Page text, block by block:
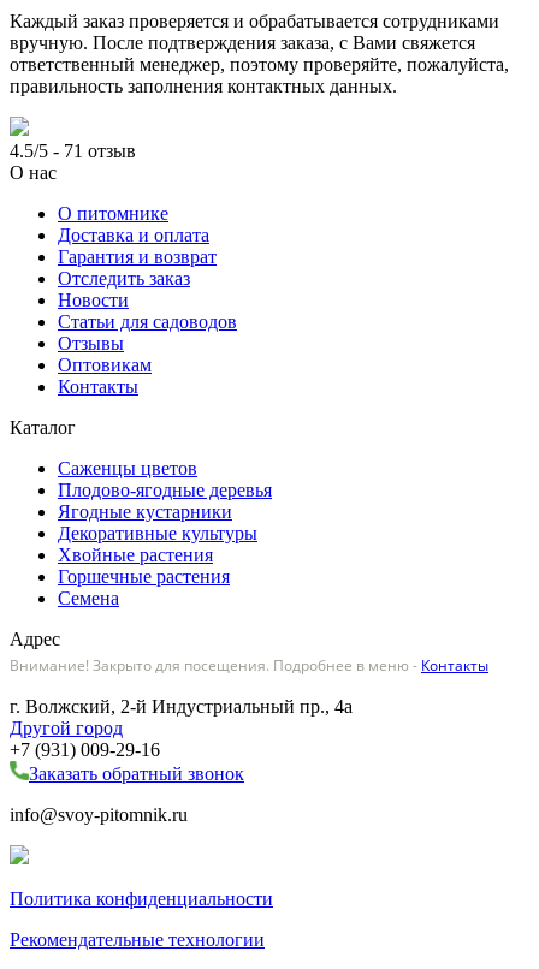
Каждый заказ проверяется и обрабатывается сотрудниками
вручную. После подтверждения заказа, с Вами свяжется
ответственный менеджер, поэтому проверяйте, пожалуйста,
правильность заполнения контактных данных.
4.5/5 - 71 отзыв
О нас
О питомнике
Доставка и оплата
Гарантия и возврат
Отследить заказ
Новости
Статьи для садоводов
Отзывы
Оптовикам
Контакты
Каталог
Саженцы цветов
Плодово-ягодные деревья
Ягодные кустарники
Декоративные культуры
Хвойные растения
Горшечные растения
Семена
Адрес
Внимание! Закрыто для посещения. Подробнее в меню - Контакты
г. Волжский, 2-й Индустриальный пр., 4а
Другой город
+7 (931) 009-29-16
Заказать обратный звонок
info@svoy-pitomnik.ru
Политика конфиденциальности
Рекомендательные технологии